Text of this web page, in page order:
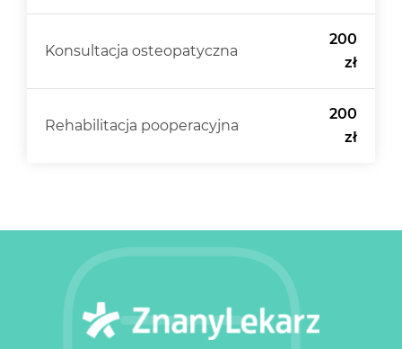
Konsultacja osteopatyczna
200
zł
Rehabilitacja pooperacyjna
200
zł